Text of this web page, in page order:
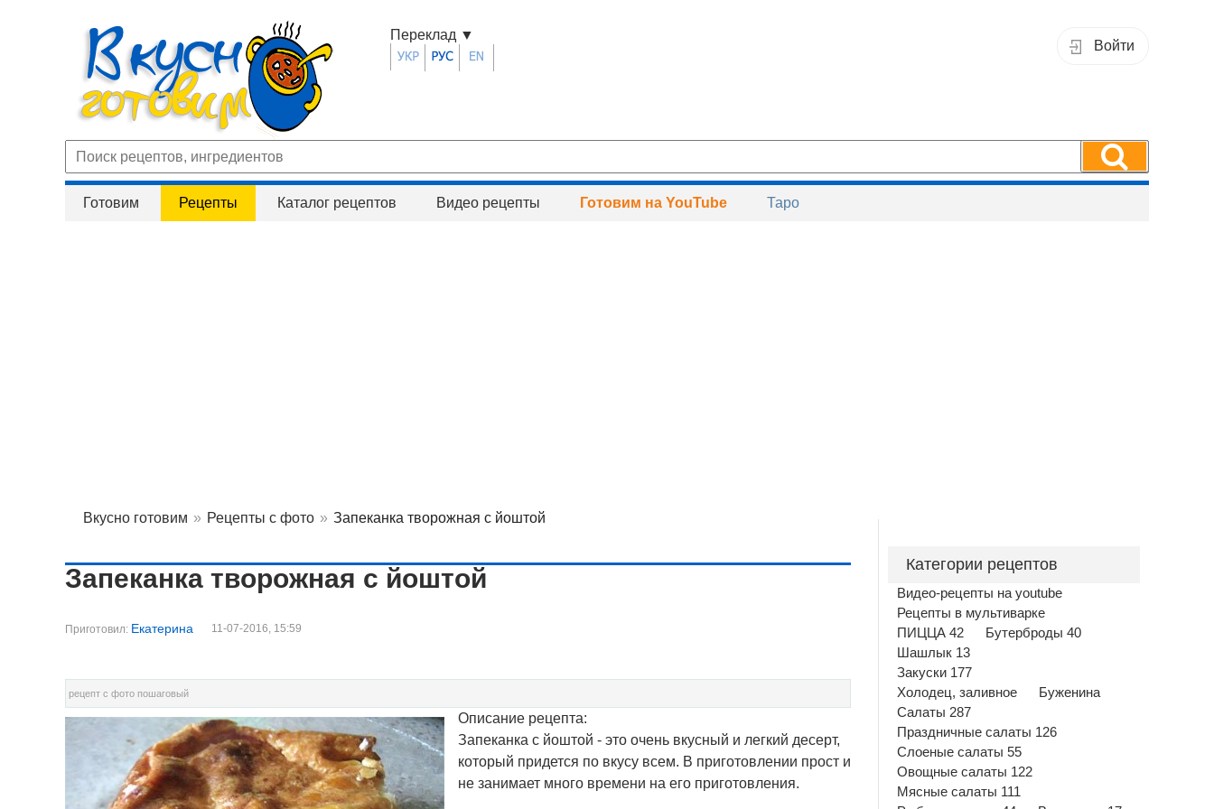
Войти
Переклад ▼
Готовим Рецепты Каталог рецептов Видео рецепты Готовим на YouTube Таро
Вкусно готовим » Рецепты с фото » Запеканка творожная с йоштой
Запеканка творожная с йоштой
Приготовил: Екатерина 11-07-2016, 15:59
рецепт с фото пошаговый
Описание рецепта:
Запеканка с йоштой - это очень вкусный и легкий десерт,
который придется по вкусу всем. В приготовлении прост и
не занимает много времени на его приготовления.
Категории рецептов
Видео-рецепты на youtube
Рецепты в мультиварке
ПИЦЦА 42
Бутерброды 40
Шашлык 13
Закуски 177
Холодец, заливное
Буженина
Салаты 287
Праздничные салаты 126
Слоеные салаты 55
Овощные салаты 122
Мясные салаты 111